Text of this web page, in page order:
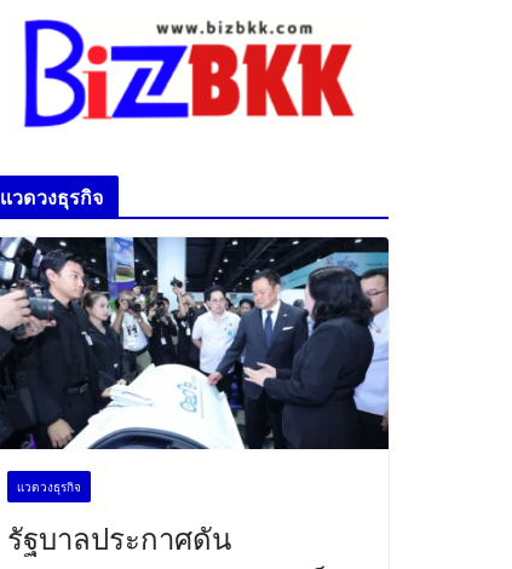
เเวดวงธุรกิจ
เเวดวงธุรกิจ
รัฐบาลประกาศดัน